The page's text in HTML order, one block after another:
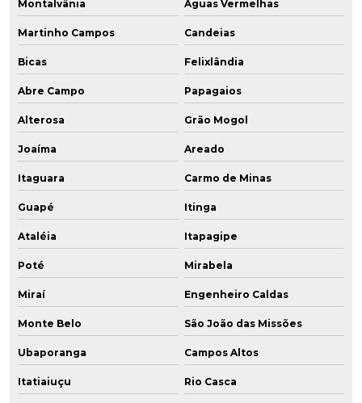
Montalvânia Águas Vermelhas
Martinho Campos Candeias
Bicas Felixlândia
Abre Campo Papagaios
Alterosa Grão Mogol
Joaíma Areado
Itaguara Carmo de Minas
Guapé Itinga
Ataléia Itapagipe
Poté Mirabela
Miraí Engenheiro Caldas
Monte Belo São João das Missões
Ubaporanga Campos Altos
Itatiaiuçu Rio Casca